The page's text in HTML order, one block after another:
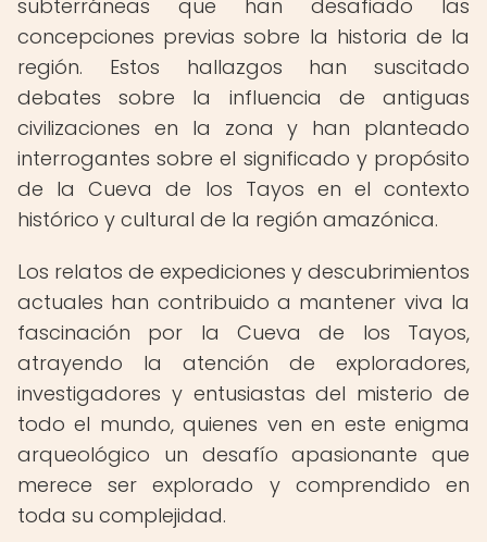
subterráneas que han desafiado las
concepciones previas sobre la historia de la
región. Estos hallazgos han suscitado
debates sobre la influencia de antiguas
civilizaciones en la zona y han planteado
interrogantes sobre el significado y propósito
de la Cueva de los Tayos en el contexto
histórico y cultural de la región amazónica.
Los relatos de expediciones y descubrimientos
actuales han contribuido a mantener viva la
fascinación por la Cueva de los Tayos,
atrayendo la atención de exploradores,
investigadores y entusiastas del misterio de
todo el mundo, quienes ven en este enigma
arqueológico un desafío apasionante que
merece ser explorado y comprendido en
toda su complejidad.